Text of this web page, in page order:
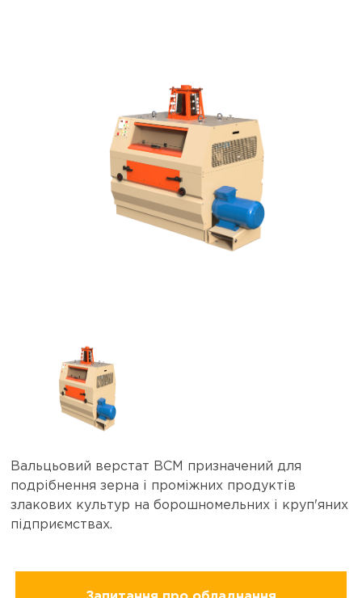
Вальцьовий верстат ВСМ призначений для
подрібнення зерна і проміжних продуктів
злакових культур на борошномельних і круп'яних
підприємствах.